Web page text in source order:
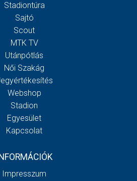
Stadiontúra
Sajtó
Scout
MTK TV
Utánpótlás
Női Szakág
Webshop
Stadion
Egyesület
Kapcsolat
INFORMÁCIÓK
Impresszum